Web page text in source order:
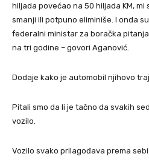
hiljada povećao na 50 hiljada KM,
smanji ili potpuno eliminiše. I onda
federalni ministar za boračka
na tri godine – govori Aganović.
Dodaje kako je automobil njihovo
Pitali smo da li je tačno da svakih
vozilo.
Vozilo svako prilagođava prema sebi